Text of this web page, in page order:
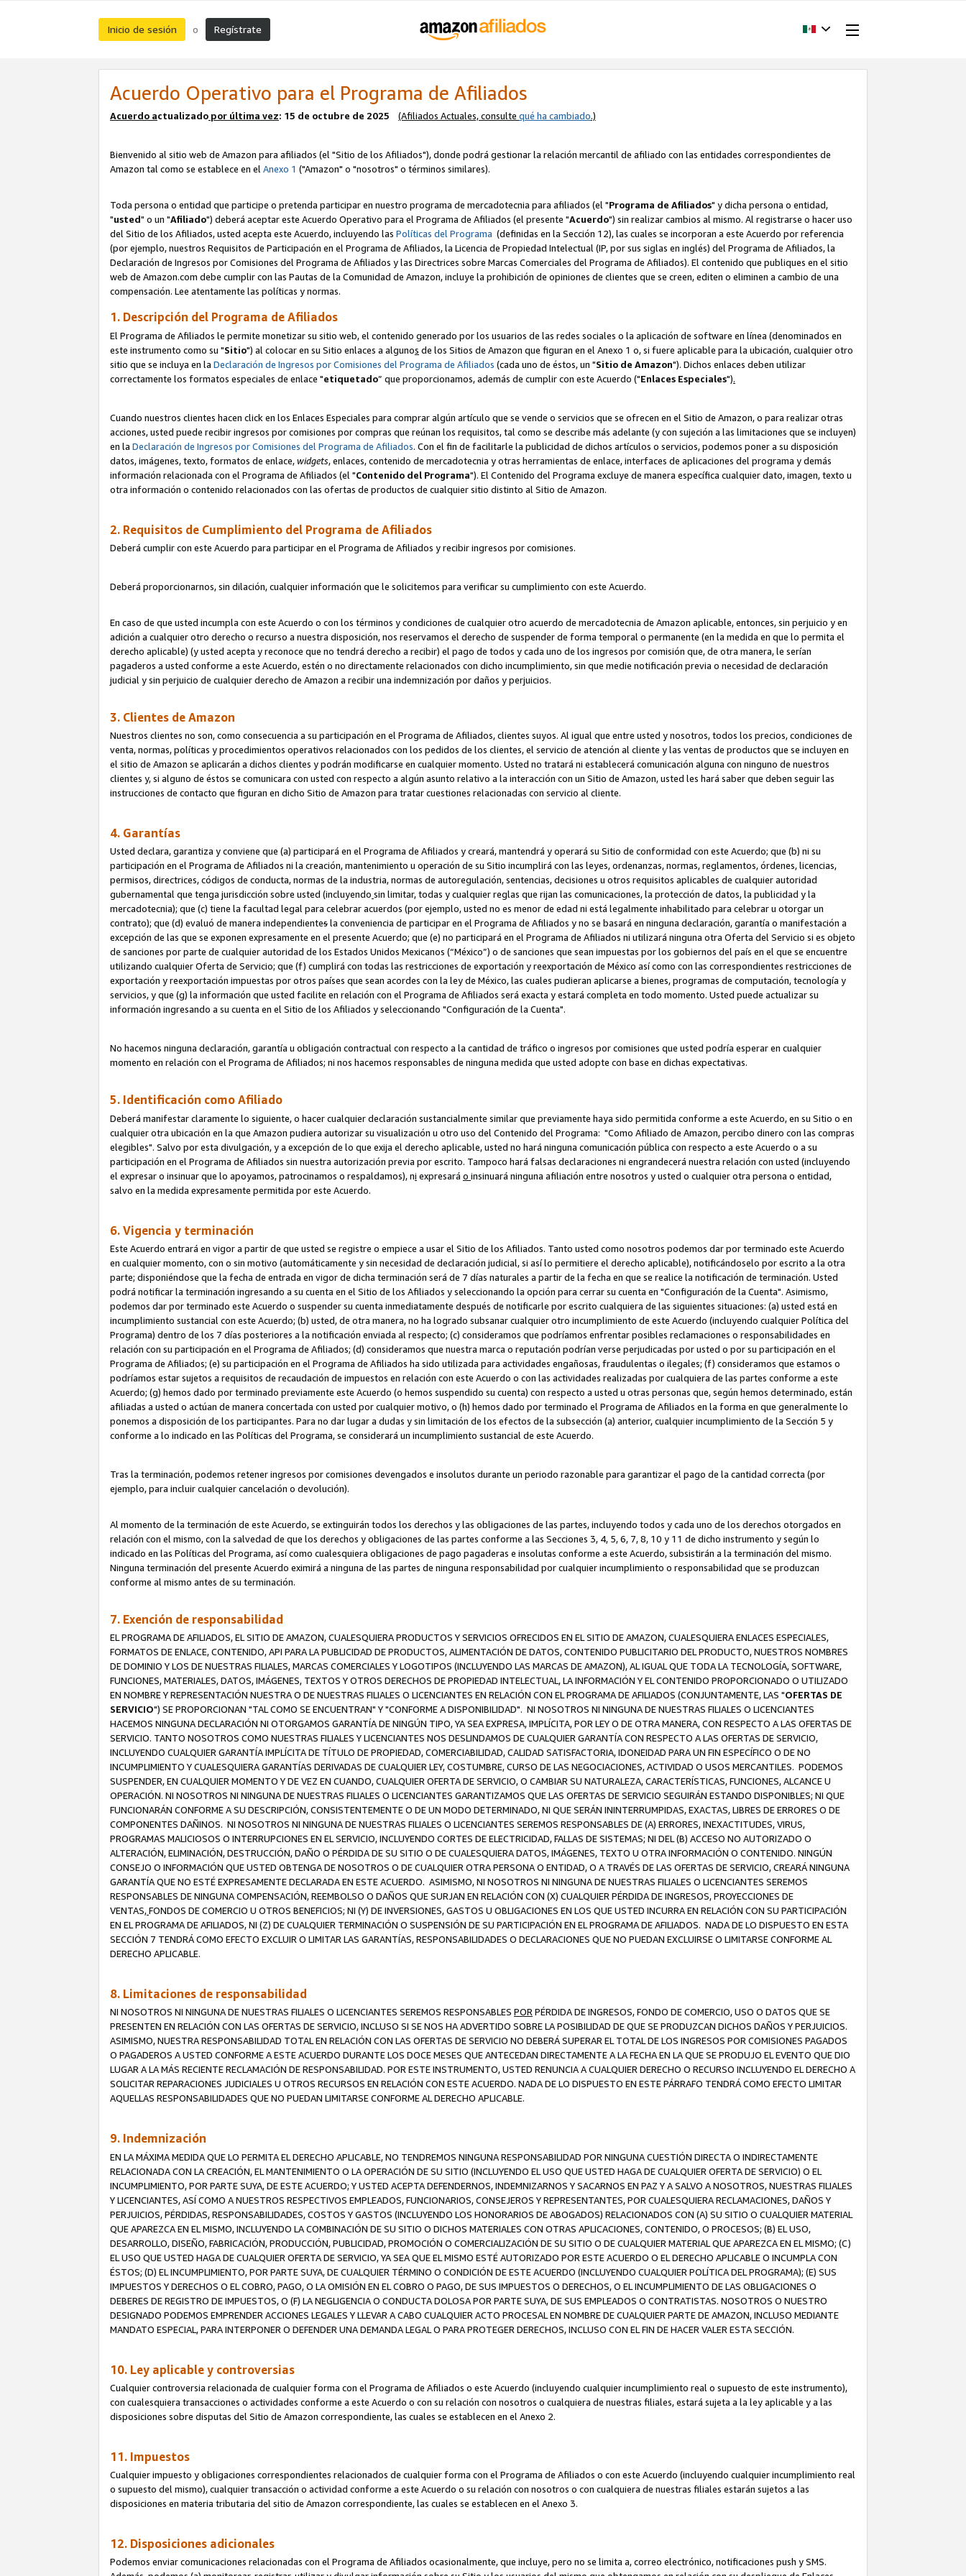
Inicio de sesión o Regístrate
Acuerdo Operativo para el Programa de Afiliados
Acuerdo actualizado por última vez: 15 de octubre de 2025 (Afiliados Actuales, consulte qué ha cambiado.)
Bienvenido al sitio web de Amazon para afiliados (el "Sitio de los Afiliados"), donde podrá gestionar la relación mercantil de afiliado con las entidades correspondientes de
Amazon tal como se establece en elAnexo 1 ("Amazon" o "nosotros" o términos similares).
Toda persona o entidad que participe o pretenda participar en nuestro programa de mercadotecnia para afiliados (el "Programa de Afiliados" y dicha persona o entidad,
"usted" o un "Afiliado") deberá aceptar este Acuerdo Operativo para el Programa de Afiliados (el presente "Acuerdo") sin realizar cambios al mismo. Al registrarse o hacer uso
del Sitio de los Afiliados, usted acepta este Acuerdo, incluyendo las Políticas del Programa (definidas en la Sección 12), las cuales se incorporan a este Acuerdo por referencia
(por ejemplo, nuestros Requisitos de Participación en el Programa de Afiliados, la Licencia de Propiedad Intelectual (IP, por sus siglas en inglés) del Programa de Afiliados, la
Declaración de Ingresos por Comisiones del Programa de Afiliados y las Directrices sobre Marcas Comerciales del Programa de Afiliados). El contenido que publiques en el sitio
web de Amazon.com debe cumplir con las Pautas de la Comunidad de Amazon, incluye la prohibición de opiniones de clientes que se creen, editen o eliminen a cambio de una
compensación. Lee atentamente las políticas y normas.
1. Descripción del Programa de Afiliados
El Programa de Afiliados le permite monetizar su sitio web, el contenido generado por los usuarios de las redes sociales o la aplicación de software en línea (denominados en
este instrumento como su "Sitio") al colocar en su Sitio enlaces a algunos de los Sitios de Amazon que figuran en el Anexo 1 o, si fuere aplicable para la ubicación, cualquier otro
sitio que se incluya en la Declaración de Ingresos por Comisiones del Programa de Afiliados (cada uno de éstos, un "Sitio de Amazon"). Dichos enlaces deben utilizar
correctamente los formatos especiales de enlace "etiquetado” que proporcionamos, además de cumplir con este Acuerdo ("Enlaces Especiales").
Cuando nuestros clientes hacen click en los Enlaces Especiales para comprar algún artículo que se vende o servicios que se ofrecen en el Sitio de Amazon, o para realizar otras
acciones, usted puede recibir ingresos por comisiones por compras que reúnan los requisitos, tal como se describe más adelante (y con sujeción a las limitaciones que se incluyen)
en la Declaración de Ingresos por Comisiones del Programa de Afiliados. Con el fin de facilitarle la publicidad de dichos artículos o servicios, podemos poner a su disposición
datos, imágenes, texto, formatos de enlace,widgets, enlaces, contenido de mercadotecnia y otras herramientas de enlace, interfaces de aplicaciones del programa y demás
información relacionada con el Programa de Afiliados (el "Contenido del Programa"). El Contenido del Programa excluye de manera específica cualquier dato, imagen, texto u
otra información o contenido relacionados con las ofertas de productos de cualquier sitio distinto al Sitio de Amazon.
2. Requisitos de Cumplimiento del Programa de Afiliados
Deberá cumplir con este Acuerdo para participar en el Programa de Afiliados y recibir ingresos por comisiones.
Deberá proporcionarnos, sin dilación, cualquier información que le solicitemos para verificar su cumplimiento con este Acuerdo.
En caso de que usted incumpla con este Acuerdo o con los términos y condiciones de cualquier otro acuerdo de mercadotecnia de Amazon aplicable, entonces, sin perjuicio y en
adición a cualquier otro derecho o recurso a nuestra disposición, nos reservamos el derecho de suspender de forma temporal o permanente (en la medida en que lo permita el
derecho aplicable) (y usted acepta y reconoce que no tendrá derecho a recibir) el pago de todos y cada uno de los ingresos por comisión que, de otra manera, le serían
pagaderos a usted conforme a este Acuerdo, estén o no directamente relacionados con dicho incumplimiento, sin que medie notificación previa o necesidad de declaración
judicial y sin perjuicio de cualquier derecho de Amazon a recibir una indemnización por daños y perjuicios.
3. Clientes de Amazon
Nuestros clientes no son, como consecuencia a su participación en el Programa de Afiliados, clientes suyos. Al igual que entre usted y nosotros, todos los precios, condiciones de
venta, normas, políticas y procedimientos operativos relacionados con los pedidos de los clientes, el servicio de atención al cliente y las ventas de productos que se incluyen en
el sitio de Amazon se aplicarán a dichos clientes y podrán modificarse en cualquier momento. Usted no tratará ni establecerá comunicación alguna con ninguno de nuestros
clientes y, si alguno de éstos se comunicara con usted con respecto a algún asunto relativo a la interacción con un Sitio de Amazon, usted les hará saber que deben seguir las
instrucciones de contacto que figuran en dicho Sitio de Amazon para tratar cuestiones relacionadas con servicio al cliente.
4. Garantías
Usted declara, garantiza y conviene que (a) participará en el Programa de Afiliados y creará, mantendrá y operará su Sitio de conformidad con este Acuerdo; que (b) ni su
participación en el Programa de Afiliados ni la creación, mantenimiento u operación de su Sitio incumplirá con las leyes, ordenanzas, normas, reglamentos, órdenes, licencias,
permisos, directrices, códigos de conducta, normas de la industria, normas de autoregulación, sentencias, decisiones u otros requisitos aplicables de cualquier autoridad
gubernamental que tenga jurisdicción sobre usted (incluyendo sin limitar, todas y cualquier reglas que rijan las comunicaciones, la protección de datos, la publicidad y la
mercadotecnia); que (c) tiene la facultad legal para celebrar acuerdos (por ejemplo, usted no es menor de edad ni está legalmente inhabilitado para celebrar u otorgar un
contrato); que (d) evaluó de manera independientesla conveniencia de participar en el Programa de Afiliados y no se basará en ninguna declaración, garantía o manifestación a
excepción de las que se exponen expresamente en el presente Acuerdo; que (e) no participará en el Programa de Afiliados ni utilizará ninguna otra Oferta del Servicio si es objeto
de sanciones por parte de cualquier autoridad de los Estados Unidos Mexicanos (“México”) o de sanciones que sean impuestas por los gobiernos del país en el que se encuentre
utilizando cualquier Oferta de Servicio; que (f) cumplirá con todas las restricciones de exportación y reexportación de México así como con las correspondientes restricciones de
exportación y reexportación impuestas por otros países que sean acordes con la ley de México, las cuales pudieran aplicarse a bienes, programas de computación, tecnología y
servicios, y que (g) la información que usted facilite en relación con el Programa de Afiliados será exacta y estará completa en todo momento. Usted puede actualizar su
información ingresando a su cuenta en el Sitio de los Afiliados y seleccionando "Configuración de la Cuenta".
No hacemos ninguna declaración, garantía u obligación contractual con respecto a la cantidad de tráfico o ingresos por comisiones que usted podría esperar en cualquier
momento en relación con el Programa de Afiliados; ni nos hacemos responsables de ninguna medida que usted adopte con base en dichas expectativas.
5. Identificación como Afiliado
Deberá manifestar claramente lo siguiente, o hacer cualquier declaración sustancialmente similar que previamente haya sido permitida conforme a este Acuerdo, en su Sitio o en
cualquier otra ubicación en la que Amazon pudiera autorizar su visualización u otro uso del Contenido del Programa: "Como Afiliado de Amazon, percibo dinero con las compras
elegibles". Salvo por esta divulgación, y a excepción de lo que exija el derecho aplicable, usted no hará ninguna comunicación pública con respecto a este Acuerdo o a su
participación en el Programa de Afiliados sin nuestra autorización previa por escrito. Tampoco hará falsas declaraciones ni engrandecerá nuestra relación con usted (incluyendo
el expresar o insinuar que lo apoyamos, patrocinamos o respaldamos), ni expresará o insinuará ninguna afiliación entre nosotros y usted o cualquier otra persona o entidad,
salvo en la medida expresamente permitida por este Acuerdo.
6. Vigencia y terminación
Este Acuerdo entrará en vigor a partir de que usted se registre o empiece a usar el Sitio de los Afiliados. Tanto usted como nosotros podemos dar por terminado este Acuerdo
en cualquier momento, con o sin motivo (automáticamente y sin necesidad de declaración judicial, si así lo permitiere el derecho aplicable), notificándoselo por escrito a la otra
parte; disponiéndose que la fecha de entrada en vigor de dicha terminación será de 7 días naturales a partir de la fecha en que se realice la notificación de terminación. Usted
podrá notificar la terminación ingresando a su cuenta en el Sitio de los Afiliados y seleccionando la opción para cerrar su cuenta en "Configuración de la Cuenta". Asimismo,
podemos dar por terminado este Acuerdo o suspender su cuenta inmediatamente después de notificarle por escrito cualquiera de las siguientes situaciones: (a) usted está en
incumplimiento sustancial con este Acuerdo; (b) usted, de otra manera, no ha logrado subsanar cualquier otro incumplimiento de este Acuerdo (incluyendo cualquier Política del
Programa) dentro de los 7 días posteriores a la notificación enviada al respecto; (c) consideramos que podríamos enfrentar posibles reclamaciones o responsabilidades en
relación con su participación en el Programa de Afiliados; (d) consideramos que nuestra marca o reputación podrían verse perjudicadas por usted o por su participación en el
Programa de Afiliados; (e) su participación en el Programa de Afiliados ha sido utilizada para actividades engañosas, fraudulentas o ilegales; (f) consideramos que estamos o
podríamos estar sujetos a requisitos de recaudación de impuestos en relación con este Acuerdo o con las actividades realizadas por cualquiera de las partes conforme a este
Acuerdo; (g) hemos dado por terminado previamente este Acuerdo (o hemos suspendido su cuenta) con respecto a usted u otras personas que, según hemos determinado, están
afiliadas a usted o actúan de manera concertada con usted por cualquier motivo, o (h) hemos dado por terminado el Programa de Afiliados en la forma en que generalmente lo
ponemos a disposición de los participantes. Para no dar lugar a dudas y sin limitación de los efectos de la subsección (a) anterior, cualquier incumplimiento de la Sección 5 y
conforme a lo indicado en las Políticas del Programa, se considerará un incumplimiento sustancial de este Acuerdo.
Tras la terminación, podemos retener ingresos por comisiones devengados e insolutos durante un periodo razonable para garantizar el pago de la cantidad correcta (por
ejemplo, para incluir cualquier cancelación o devolución).
Al momento de la terminación de este Acuerdo, se extinguirán todos los derechos y las obligaciones de las partes, incluyendo todos y cada uno de los derechos otorgados en
relación con el mismo, con la salvedad de que los derechos y obligaciones de las partes conforme a las Secciones 3, 4, 5, 6, 7, 8, 10 y 11 de dicho instrumento y según lo
indicado en las Políticas del Programa, así como cualesquiera obligaciones de pago pagaderas e insolutas conforme a este Acuerdo, subsistirán a la terminación del mismo.
Ninguna terminación del presente Acuerdo eximirá a ninguna de las partes de ninguna responsabilidad por cualquier incumplimiento o responsabilidad que se produzcan
conforme al mismo antes de su terminación.
7. Exención de responsabilidad
EL PROGRAMA DE AFILIADOS, EL SITIO DE AMAZON, CUALESQUIERA PRODUCTOS Y SERVICIOS OFRECIDOS EN EL SITIO DE AMAZON, CUALESQUIERA ENLACES ESPECIALES,
FORMATOS DE ENLACE, CONTENIDO, API PARA LA PUBLICIDAD DE PRODUCTOS, ALIMENTACIÓN DE DATOS, CONTENIDO PUBLICITARIO DEL PRODUCTO, NUESTROS NOMBRES
DE DOMINIO Y LOS DE NUESTRAS FILIALES, MARCAS COMERCIALES Y LOGOTIPOS (INCLUYENDO LAS MARCAS DE AMAZON), AL IGUAL QUE TODA LA TECNOLOGÍA, SOFTWARE,
FUNCIONES, MATERIALES, DATOS, IMÁGENES, TEXTOS Y OTROS DERECHOS DE PROPIEDAD INTELECTUAL, LA INFORMACIÓN Y EL CONTENIDO PROPORCIONADO O UTILIZADO
EN NOMBRE Y REPRESENTACIÓN NUESTRA O DE NUESTRAS FILIALES O LICENCIANTES EN RELACIÓN CON EL PROGRAMA DE AFILIADOS (CONJUNTAMENTE, LAS "OFERTAS DE
SERVICIO") SE PROPORCIONAN "TAL COMO SE ENCUENTRAN" Y "CONFORME A DISPONIBILIDAD". NI NOSOTROS NI NINGUNA DE NUESTRAS FILIALES O LICENCIANTES
HACEMOS NINGUNA DECLARACIÓN NI OTORGAMOS GARANTÍA DE NINGÚN TIPO, YA SEA EXPRESA, IMPLÍCITA, POR LEY O DE OTRA MANERA, CON RESPECTO A LAS OFERTAS DE
SERVICIO. TANTO NOSOTROS COMO NUESTRAS FILIALES Y LICENCIANTES NOS DESLINDAMOS DE CUALQUIER GARANTÍA CON RESPECTO A LAS OFERTAS DE SERVICIO,
INCLUYENDO CUALQUIER GARANTÍA IMPLÍCITA DE TÍTULO DE PROPIEDAD, COMERCIABILIDAD, CALIDAD SATISFACTORIA, IDONEIDAD PARA UN FIN ESPECÍFICO O DE NO
INCUMPLIMIENTO Y CUALESQUIERA GARANTÍAS DERIVADAS DE CUALQUIER LEY, COSTUMBRE, CURSO DE LAS NEGOCIACIONES, ACTIVIDAD O USOS MERCANTILES. PODEMOS
SUSPENDER, EN CUALQUIER MOMENTO Y DE VEZ EN CUANDO, CUALQUIER OFERTA DE SERVICIO, O CAMBIAR SU NATURALEZA, CARACTERÍSTICAS, FUNCIONES, ALCANCE U
OPERACIÓN. NI NOSOTROS NI NINGUNA DE NUESTRAS FILIALES O LICENCIANTES GARANTIZAMOS QUE LAS OFERTAS DE SERVICIO SEGUIRÁN ESTANDO DISPONIBLES; NI QUE
FUNCIONARÁN CONFORME A SU DESCRIPCIÓN, CONSISTENTEMENTE O DE UN MODO DETERMINADO, NI QUE SERÁN ININTERRUMPIDAS, EXACTAS, LIBRES DE ERRORES O DE
COMPONENTES DAÑINOS. NI NOSOTROS NI NINGUNA DE NUESTRAS FILIALES O LICENCIANTES SEREMOS RESPONSABLES DE (A) ERRORES, INEXACTITUDES, VIRUS,
PROGRAMAS MALICIOSOS O INTERRUPCIONES EN EL SERVICIO, INCLUYENDO CORTES DE ELECTRICIDAD, FALLAS DE SISTEMAS; NI DEL (B) ACCESO NO AUTORIZADO O
ALTERACIÓN, ELIMINACIÓN, DESTRUCCIÓN, DAÑO O PÉRDIDA DE SU SITIO O DE CUALESQUIERA DATOS, IMÁGENES, TEXTO U OTRA INFORMACIÓN O CONTENIDO. NINGÚN
CONSEJO O INFORMACIÓN QUE USTED OBTENGA DE NOSOTROS O DE CUALQUIER OTRA PERSONA O ENTIDAD, O A TRAVÉS DE LAS OFERTAS DE SERVICIO, CREARÁ NINGUNA
GARANTÍA QUE NO ESTÉ EXPRESAMENTE DECLARADA EN ESTE ACUERDO. ASIMISMO, NI NOSOTROS NI NINGUNA DE NUESTRAS FILIALES O LICENCIANTES SEREMOS
RESPONSABLES DE NINGUNA COMPENSACIÓN, REEMBOLSO O DAÑOS QUE SURJAN EN RELACIÓN CON (X) CUALQUIER PÉRDIDA DE INGRESOS, PROYECCIONES DE
VENTAS,FONDOS DE COMERCIO U OTROS BENEFICIOS; NI (Y) DE INVERSIONES, GASTOS U OBLIGACIONES EN LOS QUE USTED INCURRA EN RELACIÓN CON SU PARTICIPACIÓN
EN EL PROGRAMA DE AFILIADOS, NI (Z) DE CUALQUIER TERMINACIÓN O SUSPENSIÓN DE SU PARTICIPACIÓN EN EL PROGRAMA DE AFILIADOS. NADA DE LO DISPUESTO EN ESTA
SECCIÓN 7 TENDRÁ COMO EFECTO EXCLUIR O LIMITAR LAS GARANTÍAS, RESPONSABILIDADES O DECLARACIONES QUE NO PUEDAN EXCLUIRSE O LIMITARSE CONFORME AL
DERECHO APLICABLE.
8. Limitaciones de responsabilidad
NI NOSOTROS NI NINGUNA DE NUESTRAS FILIALES O LICENCIANTES SEREMOS RESPONSABLES PORPÉRDIDA DE INGRESOS, FONDO DE COMERCIO, USO O DATOS QUE SE
PRESENTEN EN RELACIÓN CON LAS OFERTAS DE SERVICIO, INCLUSO SI SE NOS HA ADVERTIDO SOBRE LA POSIBILIDAD DE QUE SE PRODUZCAN DICHOS DAÑOS Y PERJUICIOS.
ASIMISMO, NUESTRA RESPONSABILIDAD TOTAL EN RELACIÓN CON LAS OFERTAS DE SERVICIO NO DEBERÁ SUPERAR EL TOTAL DE LOS INGRESOS POR COMISIONES PAGADOS
O PAGADEROS A USTED CONFORME A ESTE ACUERDO DURANTE LOS DOCE MESES QUE ANTECEDAN DIRECTAMENTE A LA FECHA EN LA QUE SE PRODUJO EL EVENTO QUE DIO
LUGAR A LA MÁS RECIENTE RECLAMACIÓN DE RESPONSABILIDAD. POR ESTE INSTRUMENTO, USTED RENUNCIA A CUALQUIER DERECHO O RECURSO INCLUYENDO EL DERECHO A
SOLICITAR REPARACIONES JUDICIALES U OTROS RECURSOS EN RELACIÓN CON ESTE ACUERDO. NADA DE LO DISPUESTO EN ESTE PÁRRAFO TENDRÁ COMO EFECTO LIMITAR
AQUELLAS RESPONSABILIDADES QUE NO PUEDAN LIMITARSE CONFORME AL DERECHO APLICABLE.
9. Indemnización
EN LA MÁXIMA MEDIDA QUE LO PERMITA EL DERECHO APLICABLE, NO TENDREMOS NINGUNA RESPONSABILIDAD POR NINGUNA CUESTIÓN DIRECTA O INDIRECTAMENTE
RELACIONADA CON LA CREACIÓN, EL MANTENIMIENTO O LA OPERACIÓN DE SU SITIO (INCLUYENDO EL USO QUE USTED HAGA DE CUALQUIER OFERTA DE SERVICIO) O EL
INCUMPLIMIENTO, POR PARTE SUYA, DE ESTE ACUERDO; Y USTED ACEPTA DEFENDERNOS, INDEMNIZARNOS Y SACARNOS EN PAZ Y A SALVO A NOSOTROS, NUESTRAS FILIALES
Y LICENCIANTES, ASÍ COMO A NUESTROS RESPECTIVOS EMPLEADOS, FUNCIONARIOS, CONSEJEROS Y REPRESENTANTES, POR CUALESQUIERA RECLAMACIONES, DAÑOS Y
PERJUICIOS, PÉRDIDAS, RESPONSABILIDADES, COSTOS Y GASTOS (INCLUYENDO LOS HONORARIOS DE ABOGADOS) RELACIONADOS CON (A) SU SITIO O CUALQUIER MATERIAL
QUE APAREZCA EN EL MISMO, INCLUYENDO LA COMBINACIÓN DE SU SITIO O DICHOS MATERIALES CON OTRAS APLICACIONES, CONTENIDO, O PROCESOS; (B) EL USO,
DESARROLLO, DISEÑO, FABRICACIÓN, PRODUCCIÓN, PUBLICIDAD, PROMOCIÓN O COMERCIALIZACIÓN DE SU SITIO O DE CUALQUIER MATERIAL QUE APAREZCA EN EL MISMO; (C)
EL USO QUE USTED HAGA DE CUALQUIER OFERTA DE SERVICIO, YA SEA QUE EL MISMO ESTÉ AUTORIZADO POR ESTE ACUERDO O EL DERECHO APLICABLE O INCUMPLA CON
ÉSTOS; (D) EL INCUMPLIMIENTO, POR PARTE SUYA, DE CUALQUIER TÉRMINO O CONDICIÓN DE ESTE ACUERDO (INCLUYENDO CUALQUIER POLÍTICA DEL PROGRAMA); (E) SUS
IMPUESTOS Y DERECHOS O EL COBRO, PAGO, O LA OMISIÓN EN EL COBRO O PAGO, DE SUS IMPUESTOS O DERECHOS, O EL INCUMPLIMIENTO DE LAS OBLIGACIONES O
DEBERES DE REGISTRO DE IMPUESTOS, O (F) LA NEGLIGENCIA O CONDUCTA DOLOSA POR PARTE SUYA, DE SUS EMPLEADOS O CONTRATISTAS. NOSOTROS O NUESTRO
DESIGNADO PODEMOS EMPRENDER ACCIONES LEGALES Y LLEVAR A CABO CUALQUIER ACTO PROCESAL EN NOMBRE DE CUALQUIER PARTE DE AMAZON, INCLUSO MEDIANTE
MANDATO ESPECIAL, PARA INTERPONER O DEFENDER UNA DEMANDA LEGAL O PARA PROTEGER DERECHOS, INCLUSO CON EL FIN DE HACER VALER ESTA SECCIÓN.
10. Ley aplicable y controversias
Cualquier controversia relacionada de cualquier forma con el Programa de Afiliados o este Acuerdo (incluyendo cualquier incumplimiento real o supuesto de este instrumento),
con cualesquiera transacciones o actividades conforme a este Acuerdo o con su relación con nosotros o cualquiera de nuestras filiales, estará sujeta a la ley aplicable y a las
disposiciones sobre disputas del Sitio de Amazon correspondiente, las cuales se establecen en el Anexo 2.
11. Impuestos
Cualquier impuesto y obligaciones correspondientes relacionados de cualquier forma con el Programa de Afiliados o con este Acuerdo (incluyendo cualquier incumplimiento real
o supuesto del mismo), cualquier transacción o actividad conforme a este Acuerdo o su relación con nosotros o con cualquiera de nuestras filiales estarán sujetos a las
disposiciones en materia tributaria del sitio de Amazon correspondiente, las cuales se establecen en el Anexo 3.
12. Disposiciones adicionales
Podemos enviar comunicaciones relacionadas con el Programa de Afiliados ocasionalmente, que incluye, pero no se limita a, correo electrónico, notificaciones push y SMS.